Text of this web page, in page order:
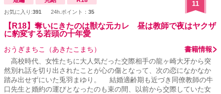
矢理婚約を破棄したのだ。 そんな最悪な終わり方をした元婚約者
と、自宅マンションのエレベーター内でばったり鉢合わせてしまっ
た和音。 三年振りに再会した結人に「ちゃんと話したい」と逃げ場
のないエレベーター内で迫られ、住所を始め全ての個人情報を知ら
れてしまった和音は再び結人と関係を持つことになってしまいーー
※ムーンライトノベルズ、pixivでも掲載しています
お気に入り:391 24h.ポイント： 35
11
【R18】奪いにきたのは獣な元カレ 昼は教師で夜はヤクザ
に豹変する若頭の十年愛
おうぎまちこ（あきたこまち）
書籍情報
高校時代、女性たちに大人気だった交際相手の龍ヶ崎大牙から突
然別れ話を切り出されたことが心の傷となって、次の恋になかなか
踏み出せずにいた兎羽まゆり。 結婚適齢期も近づき同僚教師の牛
口先生と婚約の運びとなったのも束の間、以前から交際していた女